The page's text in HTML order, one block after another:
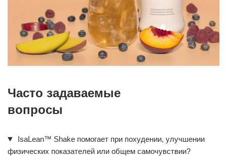
Часто задаваемые
вопросы
IsaLean™ Shake помогает при похудении, улучшении
физических показателей или общем самочувствии?